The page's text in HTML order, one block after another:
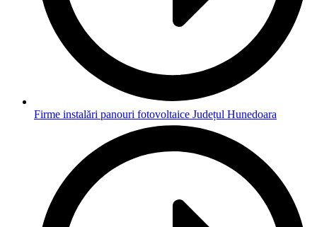
Firme instalări panouri fotovoltaice Județul Hunedoara